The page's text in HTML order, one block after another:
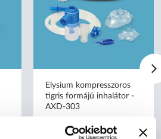
Elysium kompresszoros
tigris formájú inhalátor -
AXD-303